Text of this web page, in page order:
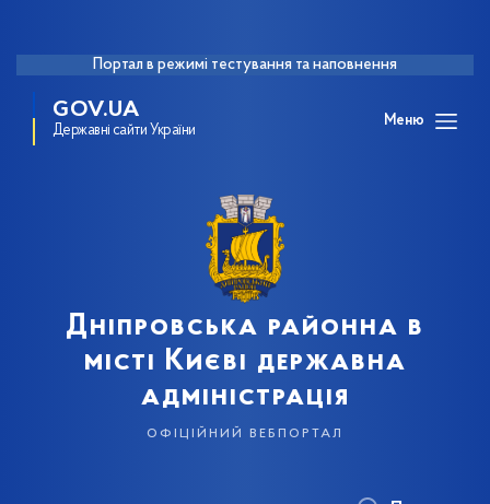
Портал в режимі тестування та наповнення
GOV.UA
Державні сайти України
Меню
Дніпровська районна в
місті Києві державна
адміністрація
офіційний вебпортал